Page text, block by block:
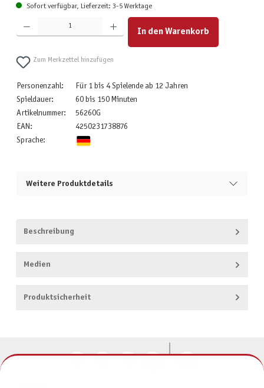
Sofort verfügbar, Lieferzeit: 3-5 Werktage
Produkt Anzahl: Gib den gewünschten Wert ein oder benutze die Schaltflächen um die Anzahl zu
In den Warenkorb
Zum Merkzettel hinzufügen
Personenzahl:
Für 1 bis 4 Spielende ab 12 Jahren
Spieldauer:
60 bis 150 Minuten
Artikelnummer:
56260G
EAN:
4250231738876
Sprache:
Weitere Produktdetails
Beschreibung
Medien
Produktsicherheit